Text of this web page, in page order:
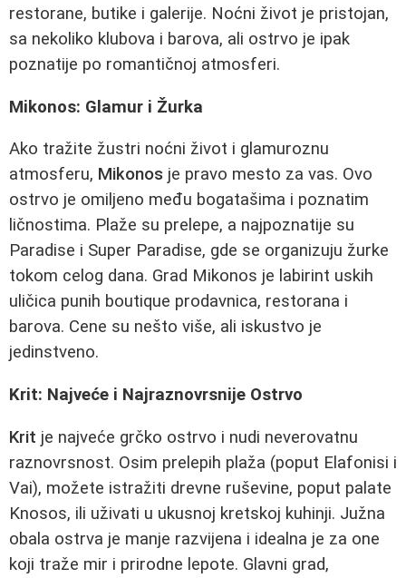
restorane, butike i galerije. Noćni život je pristojan,
sa nekoliko klubova i barova, ali ostrvo je ipak
poznatije po romantičnoj atmosferi.
Mikonos: Glamur i Žurka
Ako tražite žustri noćni život i glamuroznu
atmosferu, Mikonos je pravo mesto za vas. Ovo
ostrvo je omiljeno među bogatašima i poznatim
ličnostima. Plaže su prelepe, a najpoznatije su
Paradise i Super Paradise, gde se organizuju žurke
tokom celog dana. Grad Mikonos je labirint uskih
uličica punih boutique prodavnica, restorana i
barova. Cene su nešto više, ali iskustvo je
jedinstveno.
Krit: Najveće i Najraznovrsnije Ostrvo
Krit je najveće grčko ostrvo i nudi neverovatnu
raznovrsnost. Osim prelepih plaža (poput Elafonisi i
Vai), možete istražiti drevne ruševine, poput palate
Knosos, ili uživati u ukusnoj kretskoj kuhinji. Južna
obala ostrva je manje razvijena i idealna je za one
koji traže mir i prirodne lepote. Glavni grad,